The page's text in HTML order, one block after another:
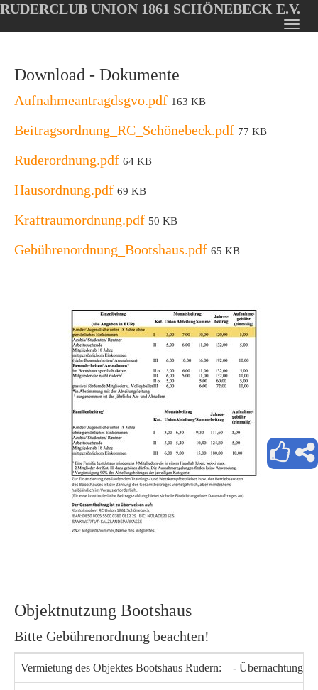
Oops, an error occurred! Code: 20260806041246915abd51
main
RUDERCLUB UNION 1861 SCHÖNEBECK E.V.
Download - Dokumente
Aufnahmeantragdsgvo.pdf 163 KB
Beitragsordnung_RC_Schönebeck.pdf 77 KB
Ruderordnung.pdf 64 KB
Hausordnung.pdf 69 KB
Kraftraumordnung.pdf 50 KB
Gebührenordnung_Bootshaus.pdf 65 KB
Objektnutzung Bootshaus
Bitte Gebührenordnung beachten!
Vermietung des Objektes Bootshaus Rudern: - Übernachtung